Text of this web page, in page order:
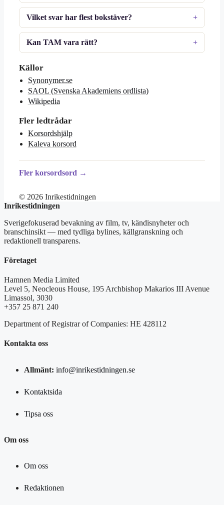
Vilket svar har flest bokstäver?
Kan TAM vara rätt?
Källor
Synonymer.se
SAOL (Svenska Akademiens ordlista)
Wikipedia
Fler ledtrådar
Korsordshjälp
Kaleva korsord
Fler korsordsord →
© 2026 Inrikestidningen
Inrikestidningen
Sverigefokuserad bevakning av film, tv, kändisnyheter och
branschinsikt — med tydliga bylines, källgranskning och
redaktionell transparens.
Företaget
Hamnen Media Limited
Level 5, Neocleous House, 195 Archbishop Makarios III Avenue
Limassol, 3030
+357 25 871 240
Department of Registrar of Companies: HE 428112
Kontakta oss
Allmänt: info@inrikestidningen.se
Kontaktsida
Tipsa oss
Om oss
Om oss
Redaktionen